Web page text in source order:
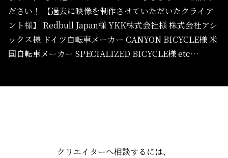
ださい！
【過去に映像を制作させていただいたクライア
ント様】
Redbull Japan様YKK株式会社様株式会社アシ
ックス様 ドイツ自転車メーカー CANYON BICYCLE様米
国自転車メーカー SPECIALIZED BICYCLE様etc…
クリエイターへ相談するには、